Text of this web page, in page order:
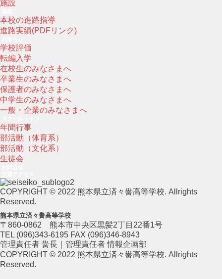
施設
本校の進路指導
進路実績(PDFリンク)
学校評価
転編入学
在校生のみなさまへ
卒業生のみなさまへ
保護者のみなさまへ
中学生のみなさまへ
一般・企業のみなさまへ
年間行事
部活動（体育系）
部活動（文化系）
生徒会
COPYRIGHT © 2022 熊本県立済々黌高等学校. Allrights
Reserved.
熊本県立済々黌高等学校
〒860-0862 熊本市中央区黒髪2丁目22番1号
TEL (096)343-6195 FAX (096)346-8943
管理責任者 黌長｜管理責任者 情報企画部
COPYRIGHT © 2022 熊本県立済々黌高等学校. Allrights
Reserved.